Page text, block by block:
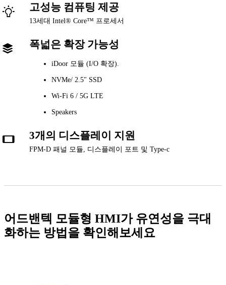
고성능 컴퓨팅 제공
13세대 Intel® Core™ 프로세서
폭넓은 확장 가능성
iDoor 모듈 (I/O 확장).
NVMe/ 2.5" SSD
Wi-Fi 6 / 5G LTE
Speakers
3개의 디스플레이 지원
FPM-D 패널 모듈, 디스플레이 포트 및 Type-c
어드밴텍 모듈형 HMI가 유연성을 극대
화하는 방법을 확인해보세요